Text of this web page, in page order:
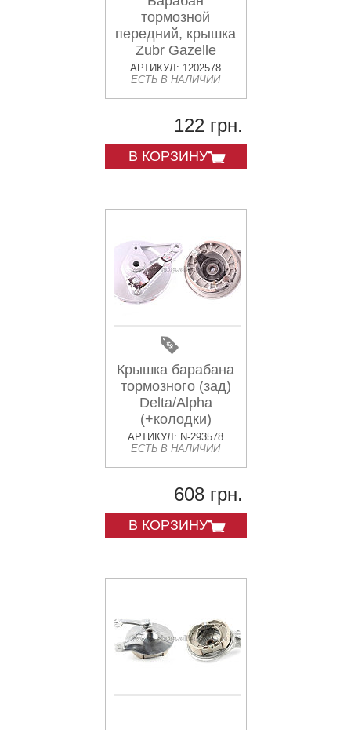
тормозной
передний, крышка
Zubr Gazelle
АРТИКУЛ: 1202578
ЕСТЬ В НАЛИЧИИ
122 грн.
В КОРЗИНУ
Крышка барабана
тормозного (зад)
Delta/Alpha
(+колодки)
АРТИКУЛ: N-293578
ЕСТЬ В НАЛИЧИИ
608 грн.
В КОРЗИНУ